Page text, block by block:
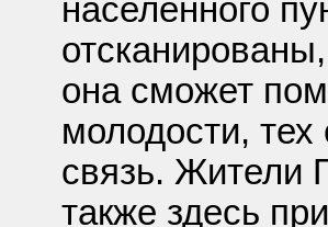
населенного
она сможет
молодости,
связь. Жители
также здесь